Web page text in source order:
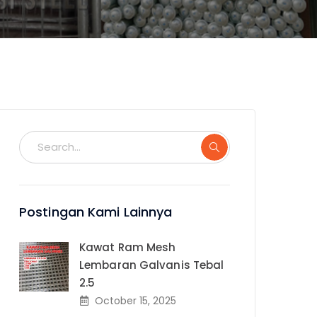
Postingan Kami Lainnya
Kawat Ram Mesh
Lembaran Galvanis Tebal
2.5
October 15, 2025